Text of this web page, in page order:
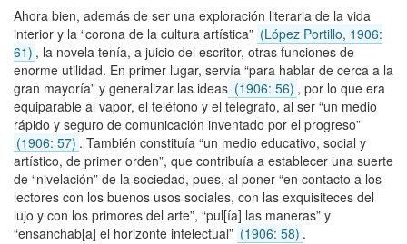
Ahora bien, además de ser una exploración literaria de la vida
interior y la “corona de la cultura artística” (López Portillo, 1906:
61) , la novela tenía, a juicio del escritor, otras funciones de
enorme utilidad. En primer lugar, servía “para hablar de cerca a la
gran mayoría” y generalizar las ideas (1906: 56) , por lo que era
equiparable al vapor, el teléfono y el telégrafo, al ser “un medio
rápido y seguro de comunicación inventado por el progreso”
(1906: 57) . También constituía “un medio educativo, social y
artístico, de primer orden”, que contribuía a establecer una suerte
de “nivelación” de la sociedad, pues, al poner “en contacto a los
lectores con los buenos usos sociales, con las exquisiteces del
lujo y con los primores del arte”, “pul[ía] las maneras” y
“ensanchab[a] el horizonte intelectual” (1906: 58) .